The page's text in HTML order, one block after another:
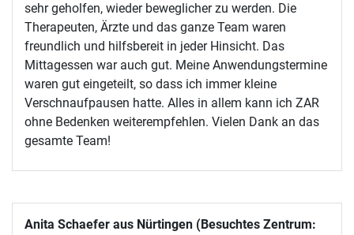
sehr geholfen, wieder beweglicher zu werden. Die
Therapeuten, Ärzte und das ganze Team waren
freundlich und hilfsbereit in jeder Hinsicht. Das
Mittagessen war auch gut. Meine Anwendungstermine
waren gut eingeteilt, so dass ich immer kleine
Verschnaufpausen hatte. Alles in allem kann ich ZAR
ohne Bedenken weiterempfehlen. Vielen Dank an das
gesamte Team!
Anita Schaefer aus Nürtingen (Besuchtes Zentrum: